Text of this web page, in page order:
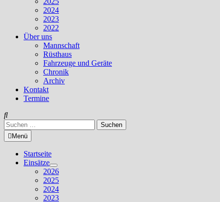
2024
2023
2022
Über uns
Mannschaft
Rüsthaus
Fahrzeuge und Geräte
Chronik
Archiv
Kontakt
Termine
Suchen
nach:Menü
Startseite
Einsätze
Untermenü
anzeigen
2026
2025
2024
2023